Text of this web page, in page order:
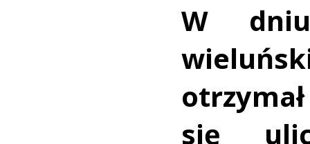
W
się